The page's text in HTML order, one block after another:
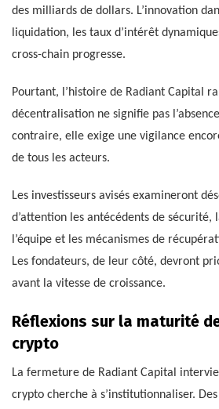
des milliards de dollars. L’innovation
liquidation, les taux d’intérêt
cross-chain progresse.
Pourtant, l’histoire de Radiant Capital
décentralisation ne signifie pas
contraire, elle exige une vigilance
de tous les acteurs.
Les investisseurs avisés examineront
d’attention les antécédents de sécurité,
l’équipe et les mécanismes de
Les fondateurs, de leur côté, devront
avant la vitesse de croissance.
Réflexions sur la maturité
crypto
La fermeture de Radiant Capital
crypto cherche à s’institutionnaliser.